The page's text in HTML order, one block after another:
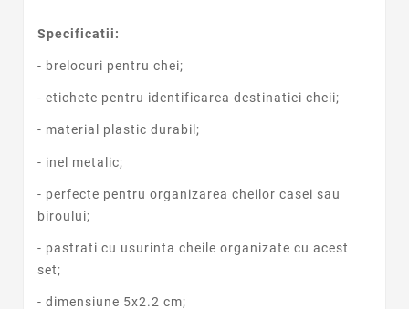
Specificatii:
- brelocuri pentru chei;
- etichete pentru identificarea destinatiei cheii;
- material plastic durabil;
- inel metalic;
- perfecte pentru organizarea cheilor casei sau
biroului;
- pastrati cu usurinta cheile organizate cu acest
set;
- dimensiune 5x2.2 cm;